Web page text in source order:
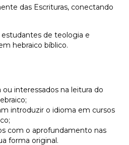
das Escrituras, conectando
estudantes de teologia e
hebraico bíblico.
interessados na leitura do
introduzir o idioma em cursos
com o aprofundamento nas
forma original.